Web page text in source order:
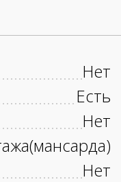
Нет
Есть
Нет
Нет